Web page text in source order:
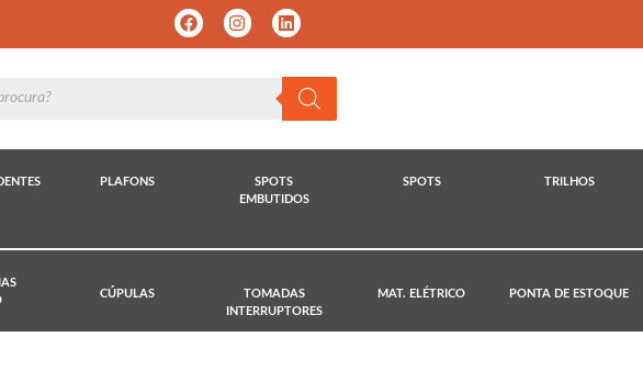
PLAFONS
SPOTS
EMBUTIDOS
SPOTS TRILHOS
CÚPULAS
TOMADAS
INTERRUPTORES
MAT. ELÉTRICO PONTA DE ESTOQUE